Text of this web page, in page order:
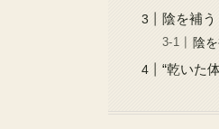
陰を補
陰
“乾いた